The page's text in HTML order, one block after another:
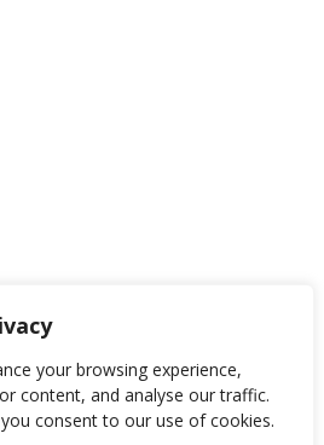
your browsing experience,
content, and analyse our traffic.
consent to our use of cookies.